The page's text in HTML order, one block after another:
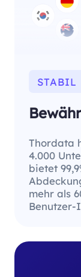
STABIL
Thordata
4.000
bietet
mehr als
Benutzer-